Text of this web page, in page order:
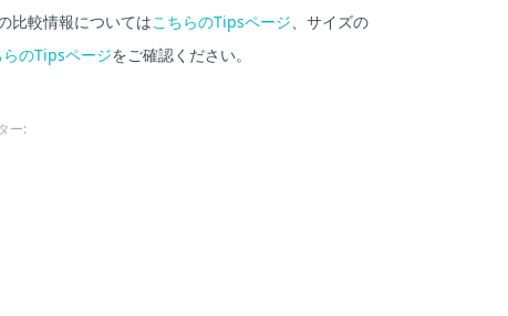
比較情報についてはこちらのTipsページ、サイズの
らのTipsページをご確認ください。
ー: